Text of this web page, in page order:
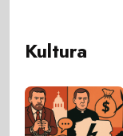
Kultura